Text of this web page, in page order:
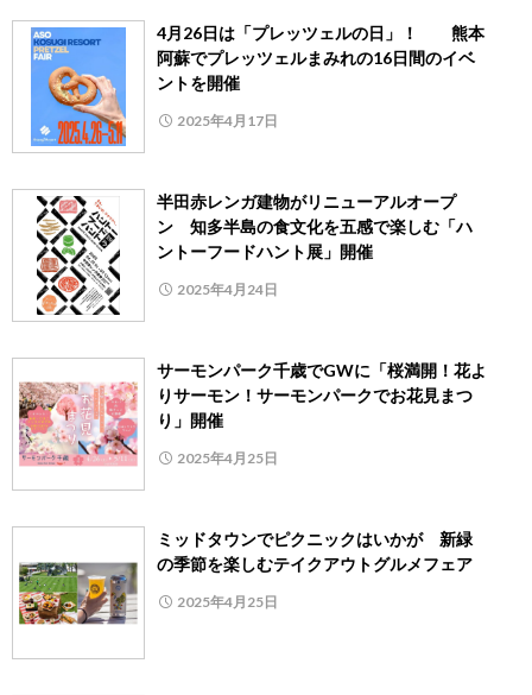
4月26日は「プレッツェルの日」！ 熊本
阿蘇でプレッツェルまみれの16日間のイベ
ントを開催
2025年4月17日
半田赤レンガ建物がリニューアルオープ
ン 知多半島の食文化を五感で楽しむ「ハ
ントーフードハント展」開催
2025年4月24日
サーモンパーク千歳でGWに「桜満開！花よ
りサーモン！サーモンパークでお花見まつ
り」開催
2025年4月25日
ミッドタウンでピクニックはいかが 新緑
の季節を楽しむテイクアウトグルメフェア
2025年4月25日